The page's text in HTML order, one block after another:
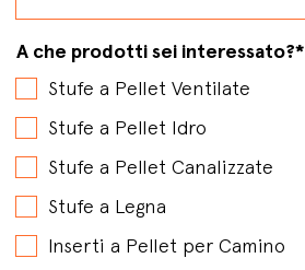
A che prodotti sei interessato?*
Stufe a Pellet Ventilate
Stufe a Pellet Idro
Stufe a Pellet Canalizzate
Stufe a Legna
Inserti a Pellet per Camino